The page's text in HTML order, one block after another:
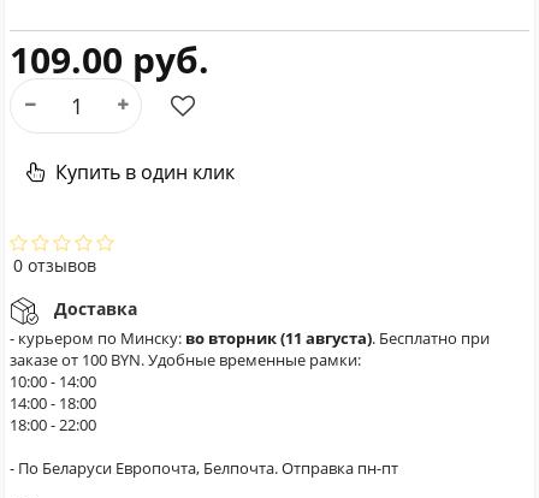
109.00 руб.
Купить в один клик
0 отзывов
Доставка
- курьером по Минску: во вторник (11 августа). Бесплатно при
заказе от 100 BYN. Удобные временные рамки:
10:00 - 14:00
14:00 - 18:00
18:00 - 22:00
- По Беларуси Европочта, Белпочта. Отправка пн-пт